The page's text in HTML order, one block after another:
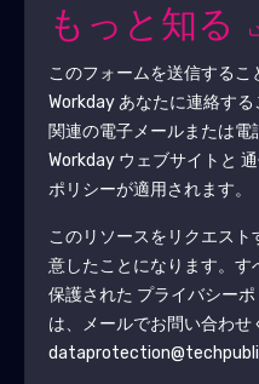
もっと知る
このフォームを送信する
Workdayあなたに連絡する
関連の電子メールまたは電
Workdayウェブサイトと
ポリシーが適用されます。
このリソースをリクエス
意したことになります。す
保護された プライバシー
は、メールでお問い合わせ